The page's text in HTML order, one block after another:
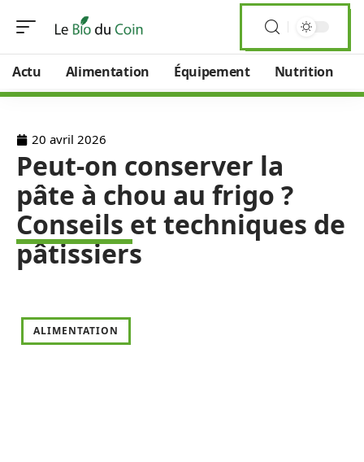
Actu Alimentation Équipement Nutrition
20 avril 2026
Peut-on conserver la
pâte à chou au frigo ?
Conseils et techniques de
pâtissiers
ALIMENTATION